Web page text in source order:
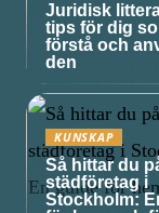
Juridisk
tips för dig
förstå och
den
KUNSKAP
Så hittar du
städföretag i
Stockholm: